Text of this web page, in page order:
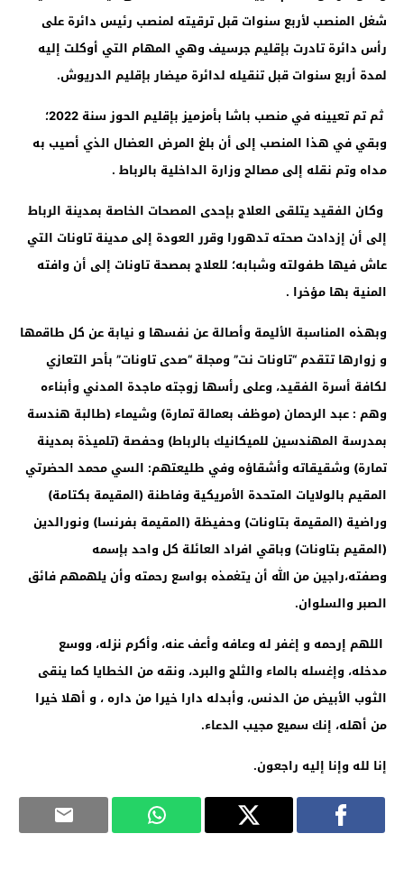
شغل المنصب لأربع سنوات قبل ترقيته لمنصب رئيس دائرة على
رأس دائرة تادرت بإقليم جرسيف وهي المهام التي أوكلت إليه
لمدة أربع سنوات قبل تنقيله لدائرة ميضار بإقليم الدريوش.
ثم تم تعيينه في منصب باشا بأمزميز بإقليم الحوز سنة 2022؛
وبقي في هذا المنصب إلى أن بلغ المرض العضال الذي أصيب به
مداه وتم نقله إلى مصالح وزارة الداخلية بالرباط .
وكان الفقيد يتلقى العلاج بإحدى المصحات الخاصة بمدينة الرباط
إلى أن إزدادت صحته تدهورا وقرر العودة إلى مدينة تاونات التي
عاش فيها طفولته وشبابه؛ للعلاج بمصحة تاونات إلى أن وافته
المنية بها مؤخرا .
وبهذه المناسبة الأليمة وأصالة عن نفسها و نيابة عن كل طاقمها
و زوارها تتقدم “تاونات نت” ومجلة “صدى تاونات” بأحر التعازي
لكافة أسرة الفقيد، وعلى رأسها زوجته ماجدة المدني وأبناءه
وهم : عبد الرحمان (موظف بعمالة تمارة) وشيماء (طالبة هندسة
بمدرسة المهندسين للميكانيك بالرباط) وحفصة (تلميذة بمدينة
تمارة) وشقيقاته وأشقاؤه وفي طليعتهم: السي محمد الحضرتي
المقيم بالولايات المتحدة الأمريكية وفاطنة (المقيمة بكتامة)
وراضية (المقيمة بتاونات) وحفيظة (المقيمة بفرنسا) ونورالدين
(المقيم بتاونات) وباقي افراد العائلة كل واحد بإسمه
وصفته،راجين من الله أن يتغمذه بواسع رحمته وأن يلهمهم فائق
الصبر والسلوان.
اللهم إرحمه و إغفر له وعافه وأعف عنه، وأكرم نزله، ووسع
مدخله، وإغسله بالماء والثلج والبرد، ونقه من الخطايا كما ينقى
الثوب الأبيض من الدنس، وأبدله دارا خيرا من داره ، و أهلا خيرا
من أهله، إنك سميع مجيب الدعاء.
إنا لله وإنا إليه راجعون.